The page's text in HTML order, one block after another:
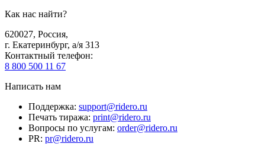
Как нас найти?
620027, Россия,
г. Екатеринбург, а/я 313
Контактный телефон:
8 800 500 11 67
Написать нам
Поддержка: support@ridero.ru
Печать тиража: print@ridero.ru
Вопросы по услугам: order@ridero.ru
PR: pr@ridero.ru